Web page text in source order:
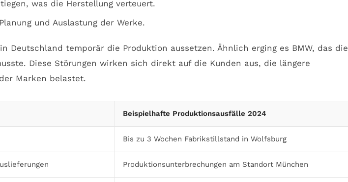
was die Herstellung verteuert.
und Auslastung der Werke.
Deutschland temporär die Produktion aussetzen. Ähnlich erging es BMW, das die
Diese Störungen wirken sich direkt auf die Kunden aus, die längere
Marken belastet.
Beispielhafte Produktionsausfälle 2024
Bis zu 3 Wochen Fabrikstillstand in Wolfsburg
Produktionsunterbrechungen am Standort München